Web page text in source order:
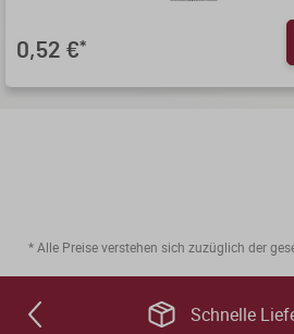
0,52 €*
* Alle Preise verstehen sich zuzüglich der
Schnelle